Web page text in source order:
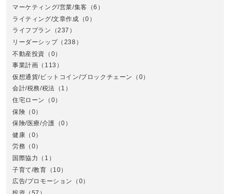
マーケティング/営業/集客 （6）
ライティング/文章作成 （0）
ライフプラン
（237）
リーダーシップ（238）
不動産投資 （0）
事業計画 （113）
仮想通貨/ビットコイン/ブロックチェーン
（0）
会計/税務/税法 （1）
住宅ローン
（0）
保険 （0）
保険/医療/介護 （0）
健康 （0）
労務 （0）
国際協力 （1）
子育て/教育 （10）
広告/プロモーション
（0）